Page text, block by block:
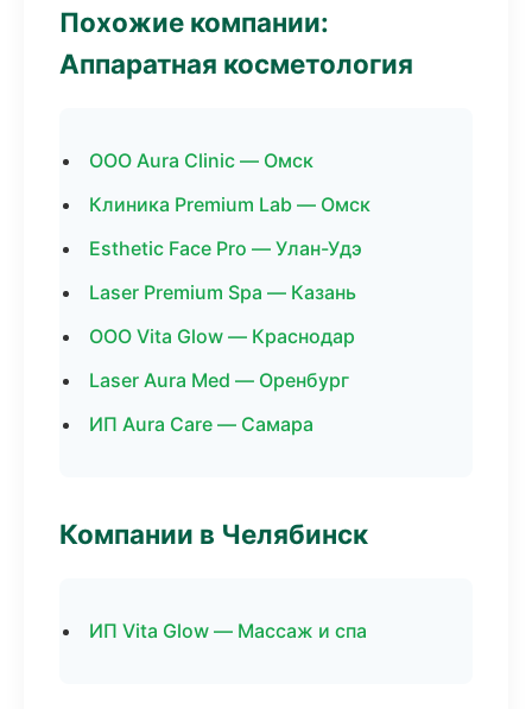
Похожие компании:
Аппаратная косметология
ООО Aura Clinic — Омск
Клиника Premium Lab — Омск
Esthetic Face Pro — Улан-Удэ
Laser Premium Spa — Казань
ООО Vita Glow — Краснодар
Laser Aura Med — Оренбург
ИП Aura Care — Самара
Компании в Челябинск
ИП Vita Glow — Массаж и спа